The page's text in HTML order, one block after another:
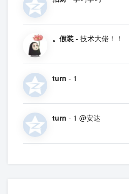
。假装 - 技术大佬！！
turn - 1
turn - 1 @安达